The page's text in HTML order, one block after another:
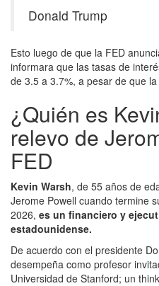
Donald Trump
Esto luego de que la FED
informara que las tasas de
de 3.5 a 3.7%, a pesar de que
¿Quién es
relevo de
FED
Kevin Warsh, de 55 años de
Jerome Powell cuando termine
2026, es un financiero y
estadounidense.
De acuerdo con el presidente
desempeña como profesor
Universidad de Stanford; un